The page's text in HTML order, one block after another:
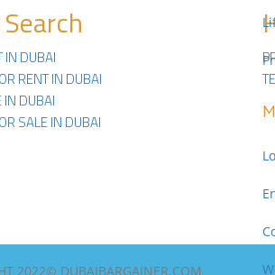
IN DUBAI
RENT IN DUBAI
IN DUBAI
SALE IN DUBAI
2022© DUBAIBARGAINER.COM